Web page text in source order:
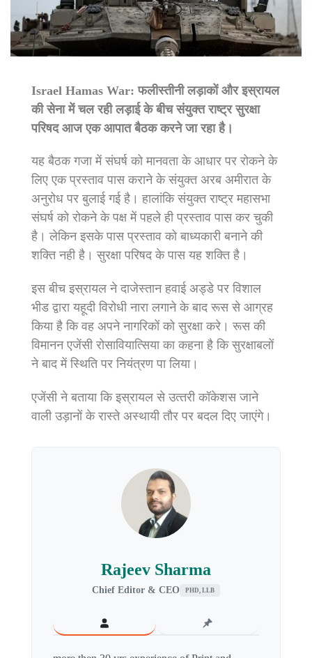
Israel Hamas War: फलीस्‍तीनी लड़ाकों और इस्रायल
की सेना में चल रही लड़ाई के बीच संयुक्त राष्ट्र सुरक्षा
परिषद आज एक आपात बैठक करने जा रहा है।
यह बैठक गजा में संघर्ष को मानवता के आधार पर रोकने के
लिए एक प्रस्ताव पास कराने के संयुक्‍त अरब अमीरात के
अनुरोध पर बुलाई गई है। हालांकि संयुक्त राष्‍ट्र महासभा
संघर्ष को रोकने के पक्ष में पहले ही प्रस्ताव पास कर चुकी
है। लेकिन इसके पास प्रस्ताव को बाध्यकारी बनाने की
शक्ति नही है। सुरक्षा परिषद के पास यह शक्ति है।
इस बीच इस्रायल ने दाजेस्‍तान हवाई अड्डे पर विशाल
भीड द्वारा यहूदी विरोधी नारा लगाने के बाद रूस से आग्रह
किया है कि वह अपने नागरिकों को सुरक्षा करे। रूस की
विमानन एजेंसी रोसावियात्सिया का कहना है कि सुरक्षाबलों
ने बाद में स्थिति पर नियंत्रण पा लिया।
एजेंसी ने बताया कि इस्रायल से उत्‍तरी कॉकेशस जाने
वाली उड़ानों के रास्ते अस्थायी तौर पर बदल दिए जाएंगे।
Rajeev Sharma
Chief Editor & CEO PHD, LLB